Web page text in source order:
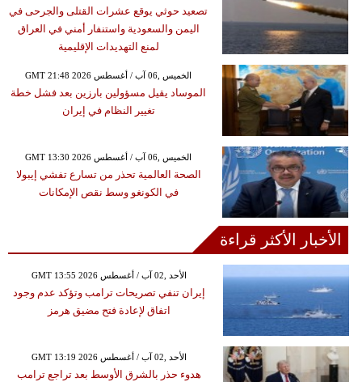
تصعيد حوثي يوقع عشرات القتلى والجرحى في
اليمن والسعودية واستنفار أمني في العراق
لمنع التهديدات الإقليمية
GMT 21:48 2026 الخميس ,06 آب / أغسطس
الموساد يقيل مسؤولين بارزين بعد فشل خطة
تغيير النظام في إيران
GMT 13:30 2026 الخميس ,06 آب / أغسطس
الصحة العالمية تحذر من تسارع تفشي إيبولا
في الكونغو وسط نقص الإمكانات
الأخبار الأكثر قراءة
GMT 13:55 2026 الأحد ,02 آب / أغسطس
إيران تنفي تصريحات ترامب وتؤكد عدم وجود
اتفاق لإعادة فتح مضيق هرمز
GMT 13:19 2026 الأحد ,02 آب / أغسطس
هدوء حذر بالشرق الأوسط بعد تراجع ترامب